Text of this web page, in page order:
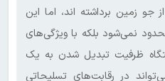
جو زمین برداشته اند، اما این
نمی‌شود بلکه با ویژگی‌های
ظرفیت تبدیل شدن به یک
در رقابت‌های تسلیحاتی